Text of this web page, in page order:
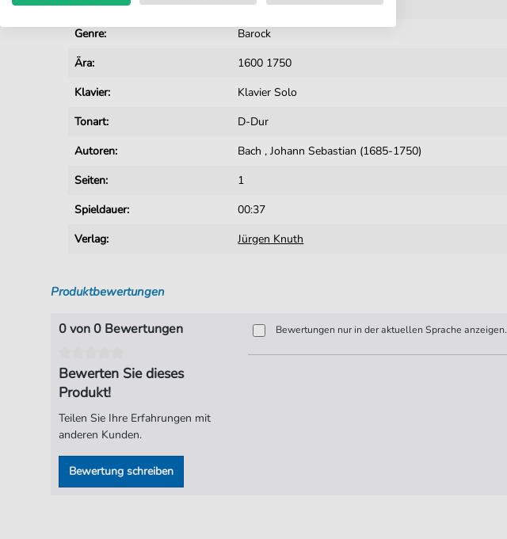
Instrumente:
Klavier
Genre:
Barock
Ära:
1600 1750
Klavier:
Klavier Solo
Tonart:
D-Dur
Autoren:
Bach ,Johann Sebastian (1685-1750)
Seiten:
1
Spieldauer:
00:37
Verlag:
Jürgen Knuth
Produktbewertungen
0 von 0 Bewertungen
Bewerten Sie dieses
Produkt!
Teilen Sie Ihre Erfahrungen mit
anderen Kunden.
Bewertung schreiben
Bewertungen nur in der aktuellen Sprache anzeigen.